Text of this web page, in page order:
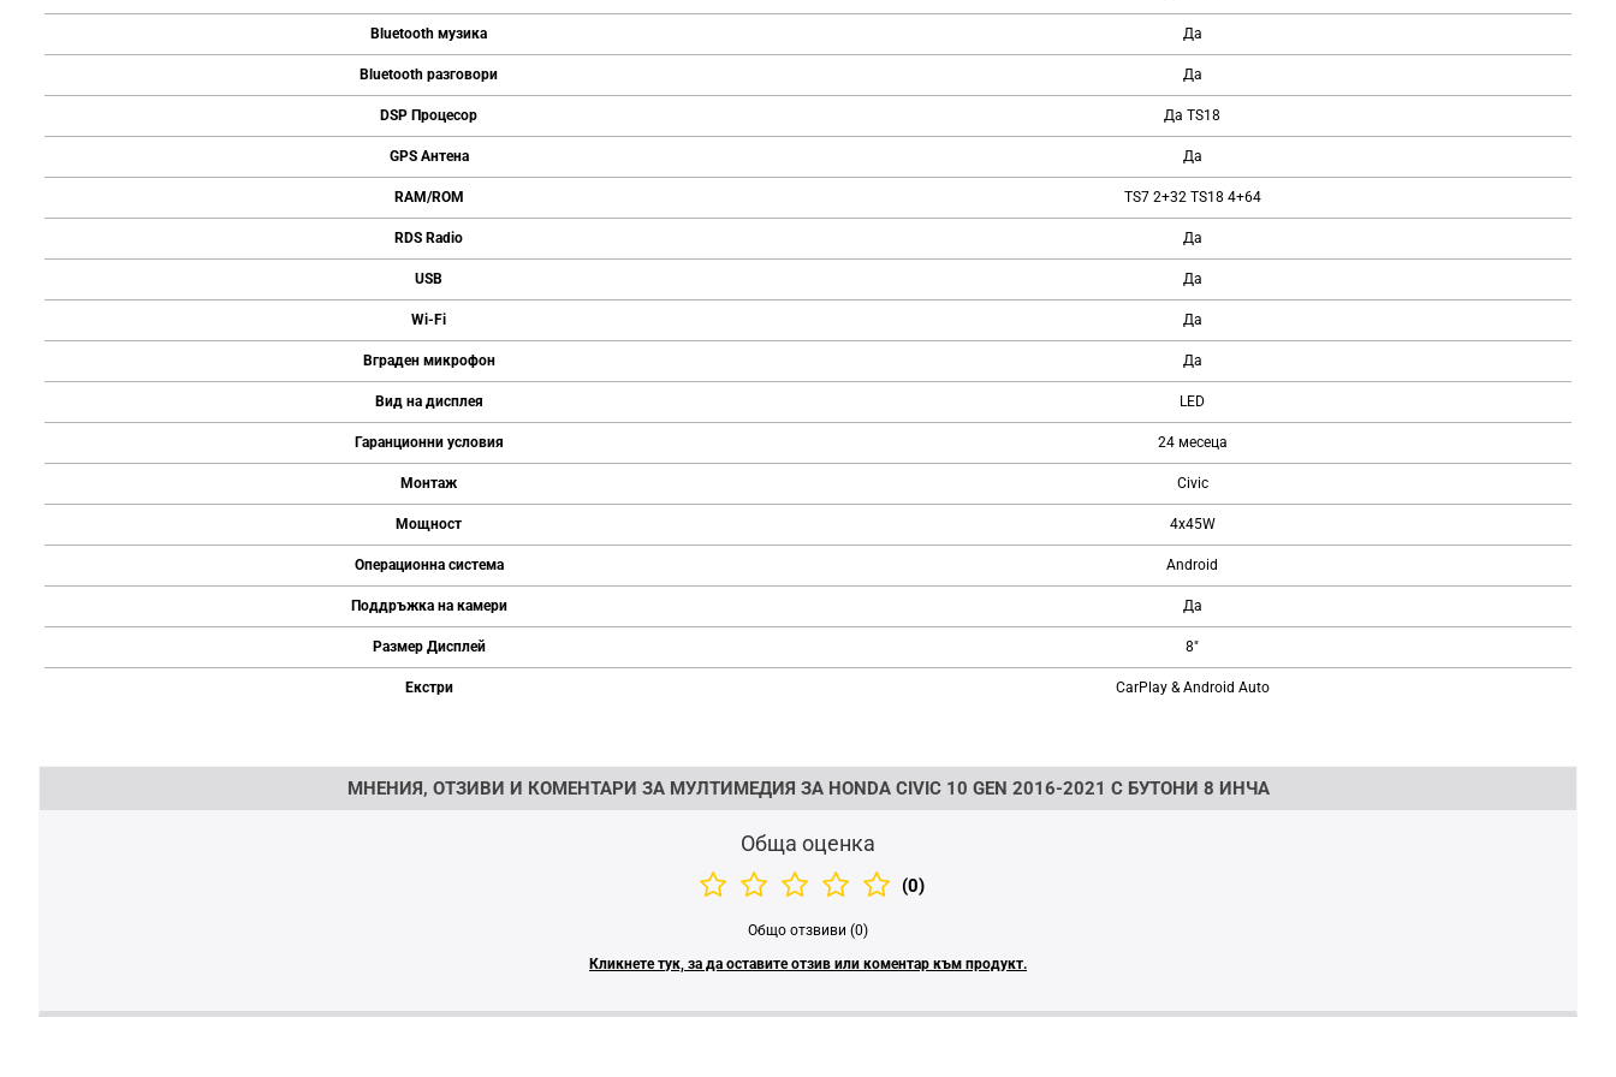
Bluetooth музика Да
Bluetooth разговори Да
DSP Процесор Да TS18
GPS Антена Да
RAM/ROM TS7 2+32 TS18 4+64
RDS Radio Да
USB Да
Wi-Fi Да
Вграден микрофон Да
Вид на дисплея LED
Гаранционни условия 24 месеца
Монтаж Civic
Мощност 4x45W
Операционна система Android
Поддръжка на камери Да
Размер Дисплей 8"
Екстри CarPlay & Android Auto
МНЕНИЯ, ОТЗИВИ И КОМЕНТАРИ ЗА МУЛТИМЕДИЯ ЗА HONDA CIVIC 10 GEN 2016-2021 С БУТОНИ 8 ИНЧА
Обща оценка
(0)
Общо отзвиви (0)
Кликнете тук, за да оставите отзив или коментар към продукт.